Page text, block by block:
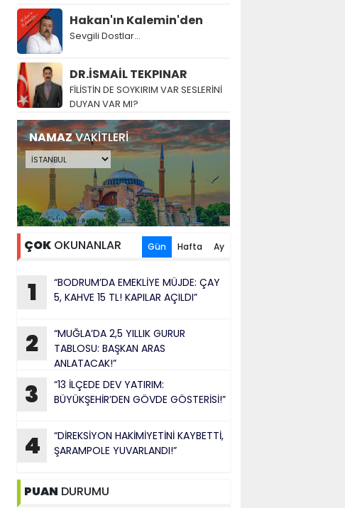
Hakan'ın Kalemin'den
Sevgili Dostlar...
DR.İSMAİL TEKPINAR
FİLİSTİN DE SOYKIRIM VAR SESLERİNİ
DUYAN VAR MI?
NAMAZVAKİTLERİ
ÇOK OKUNANLAR Gün Hafta Ay
1
“BODRUM’DA EMEKLİYE MÜJDE: ÇAY
5, KAHVE 15 TL! KAPILAR AÇILDI”
2
“MUĞLA’DA 2,5 YILLIK GURUR
TABLOSU: BAŞKAN ARAS
ANLATACAK!”
3
“13 İLÇEDE DEV YATIRIM:
BÜYÜKŞEHİR’DEN GÖVDE GÖSTERİSİ!”
4
“DİREKSİYON HAKİMİYETİNİ KAYBETTİ,
ŞARAMPOLE YUVARLANDI!”
PUAN DURUMU